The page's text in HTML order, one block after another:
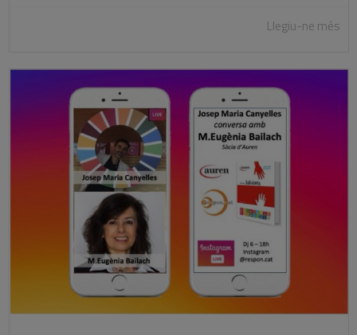
Llegiu-ne més